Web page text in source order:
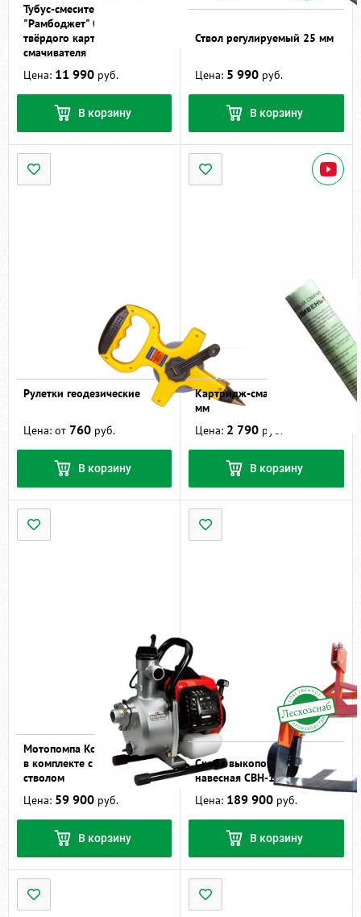
Тубус-смеситель
"Рамбоджет" Ø51 мм для
твёрдого картриджа-
смачивателя
Цена: 11 990 руб.
В корзину
Ствол регулируемый 25 мм
Цена: 5 990 руб.
В корзину
Рулетки геодезические
Цена: от 760 руб.
В корзину
Картридж-смачиватель Ø51
мм
Цена: 2 790 руб.
В корзину
Мотопомпа Koshin SEV-25L
в комплекте с рукавами и
стволом
Цена: 59 900 руб.
В корзину
Скоба выкопочная
навесная СВН-1,2
Цена: 189 900 руб.
В корзину